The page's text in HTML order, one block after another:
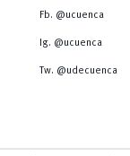
Tecnologías
Radio Universitaria
Sostenibilidad
Fb. @ucuenca
Ig. @ucuenca
Tw. @udecuenca